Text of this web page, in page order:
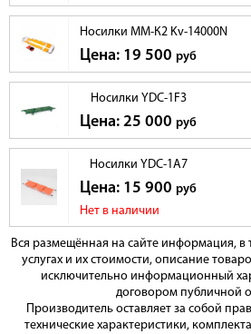
Носилки ММ-К2 Kv-14000N
Цена: 19 500 руб
Носилки YDC-1F3
Цена: 25 000 руб
Носилки YDC-1A7
Цена: 15 900 руб
Нет в наличии
Вся размещённая на сайте информация,
услугах и их стоимости, описание
исключительно информационный
договором публичной
Производитель оставляет за собой
технические характеристики,